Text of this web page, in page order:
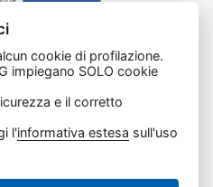
dell’ambiente del
Giulia
02096520305
1918111
cookie di profilazione.
impiegano SOLO cookie
e il corretto
l'informativa estesa sull'uso